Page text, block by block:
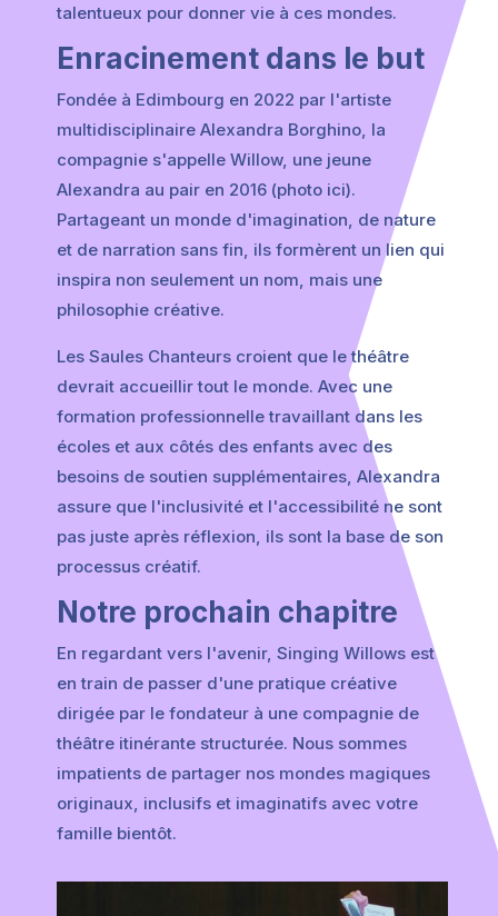
talentueux pour donner vie à ces mondes.
Enracinement dans le but
Fondée à Edimbourg en 2022 par l'artiste
multidisciplinaire Alexandra Borghino, la
compagnie s'appelle Willow, une jeune
Alexandra au pair en 2016 (photo ici).
Partageant un monde d'imagination, de nature
et de narration sans fin, ils formèrent un lien qui
inspira non seulement un nom, mais une
philosophie créative.
Les Saules Chanteurs croient que le théâtre
devrait accueillir tout le monde. Avec une
formation professionnelle travaillant dans les
écoles et aux côtés des enfants avec des
besoins de soutien supplémentaires, Alexandra
assure que l'inclusivité et l'accessibilité ne sont
pas juste après réflexion, ils sont la base de son
processus créatif.
Notre prochain chapitre
En regardant vers l'avenir, Singing Willows est
en train de passer d'une pratique créative
dirigée par le fondateur à une compagnie de
théâtre itinérante structurée. Nous sommes
impatients de partager nos mondes magiques
originaux, inclusifs et imaginatifs avec votre
famille bientôt.